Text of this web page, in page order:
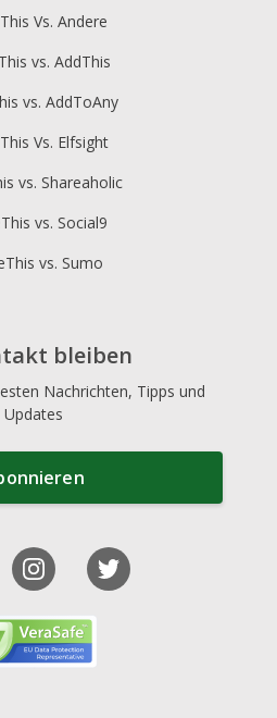
Vs. Andere
vs. AddThis
vs. AddToAny
Vs. Elfsight
vs. Shareaholic
vs. Social9
vs. Sumo
bleiben
Nachrichten, Tipps und
Updates